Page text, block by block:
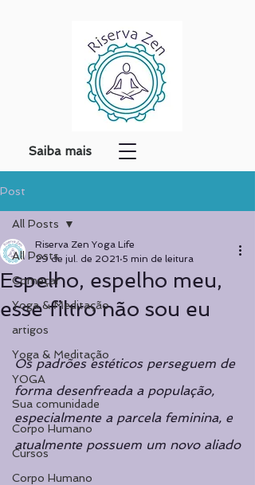
Saiba mais
Post
All Posts
Começar
Yoga & Meditação
artigos
Yoga & Meditação
YOGA
Sua comunidade
Corpo Humano
Cursos
Corpo Humano
All Posts
Espelho, espelho meu,
esse filtro não sou eu
Riserva Zen Yoga Life
29 de jul. de 2021 5 min de leitura
Os padrões estéticos perseguem de
forma desenfreada a população,
especialmente a parcela feminina, e
atualmente possuem um novo aliado